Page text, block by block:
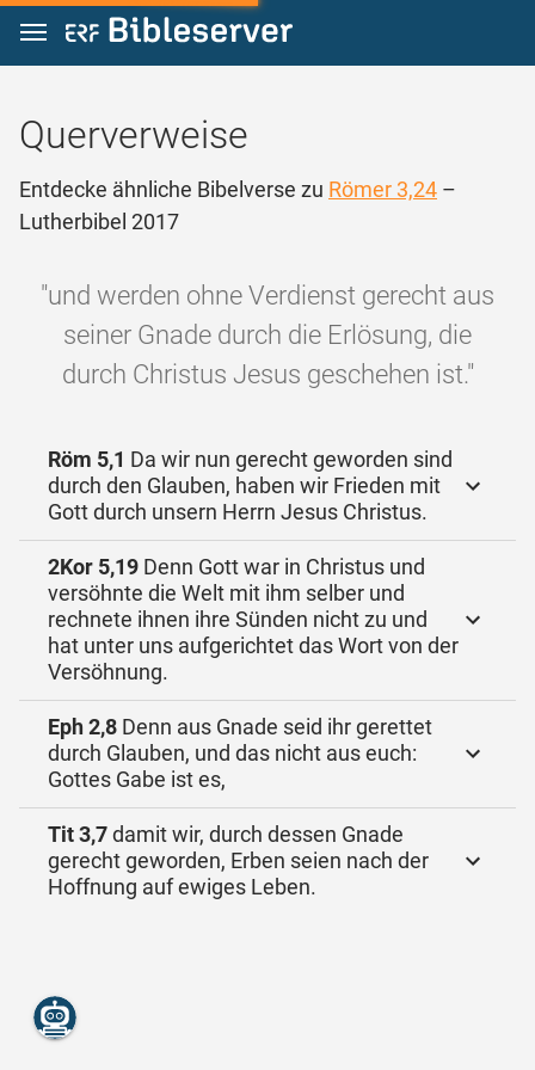
Zum Inhalt springen
Querverweise
Entdecke ähnliche Bibelverse zu Römer 3,24 –
Lutherbibel 2017
"und werden ohne Verdienst gerecht aus
seiner Gnade durch die Erlösung, die
durch Christus Jesus geschehen ist."
Röm 5,1 Da wir nun gerecht geworden sind
durch den Glauben, haben wir Frieden mit
Gott durch unsern Herrn Jesus Christus.
2Kor 5,19 Denn Gott war in Christus und
versöhnte die Welt mit ihm selber und
rechnete ihnen ihre Sünden nicht zu und
hat unter uns aufgerichtet das Wort von der
Versöhnung.
Eph 2,8 Denn aus Gnade seid ihr gerettet
durch Glauben, und das nicht aus euch:
Gottes Gabe ist es,
Tit 3,7damit wir, durch dessen Gnade
gerecht geworden, Erben seien nach der
Hoffnung auf ewiges Leben.